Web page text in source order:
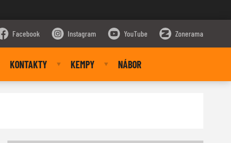
Facebook Instagram YouTube Zonerama
KONTAKTY KEMPY NÁBOR